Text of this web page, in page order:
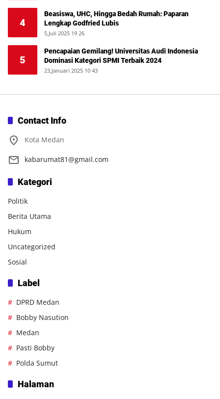
4
Beasiswa, UHC, Hingga Bedah Rumah: Paparan
Lengkap Godfried Lubis
5,Juli 2025 19 26
5
Pencapaian Gemilang! Universitas Audi Indonesia
Dominasi Kategori SPMI Terbaik 2024
23,Januari 2025 10 43
Contact Info
Kota Medan
kabarumat81@gmail.com
Kategori
Politik
Berita Utama
Hukum
Uncategorized
Sosial
Label
DPRD Medan
Bobby Nasution
Medan
Pasti Bobby
Polda Sumut
Halaman